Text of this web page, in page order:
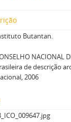
Butantan.
NACIONAL
de descrição
2006